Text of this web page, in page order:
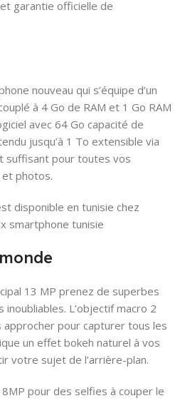
nouveau qui s’équipe d’un
à 4 Go de RAM et 1 Go RAM
avec 64 Go capacité de
jusqu’à 1 To extensible via
suffisant pour toutes vos
photos.
13 MP prenez de superbes
L’objectif macro 2
pour capturer tous les
un effet bokeh naturel à vos
votre sujet de l’arrière-plan.
pour des selfies à couper le